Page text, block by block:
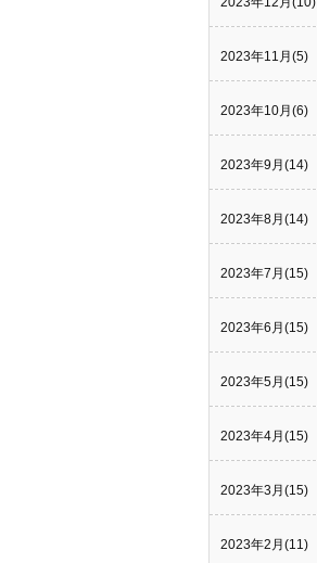
2023年11月(5)
2023年10月(6)
2023年9月(14)
2023年8月(14)
2023年7月(15)
2023年6月(15)
2023年5月(15)
2023年4月(15)
2023年3月(15)
2023年2月(11)